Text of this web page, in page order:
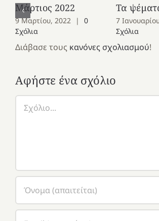
Μάρτιος 2022
9 Μαρτίου, 2022 |
0
Σχόλια
Τα
7
Σχόλια
Διάβασε τους κανόνες σχολιασμού!
Αφήστε ένα σχόλιο